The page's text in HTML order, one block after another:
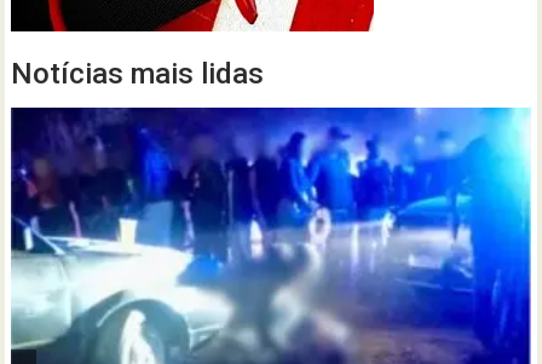
Notícias mais lidas